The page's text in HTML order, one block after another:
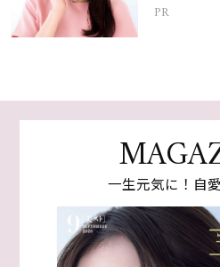
PR
一生元気に！自